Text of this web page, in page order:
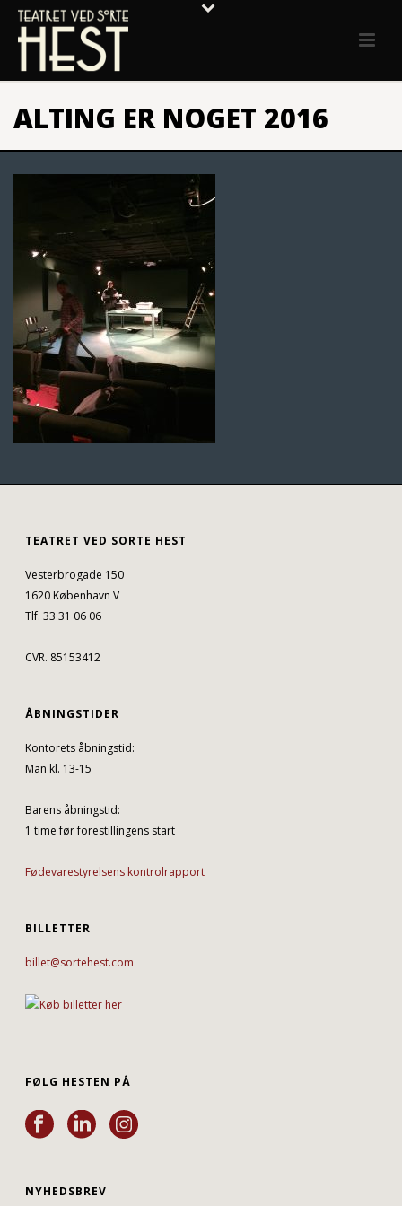
ALTING ER NOGET 2016
TEATRET VED SORTE HEST
Vesterbrogade 150
1620 København V
Tlf. 33 31 06 06
CVR. 85153412
ÅBNINGSTIDER
Kontorets åbningstid:
Man kl. 13-15
Barens åbningstid:
1 time før forestillingens start
Fødevarestyrelsens kontrolrapport
BILLETTER
billet@sortehest.com
FØLG HESTEN PÅ
NYHEDSBREV